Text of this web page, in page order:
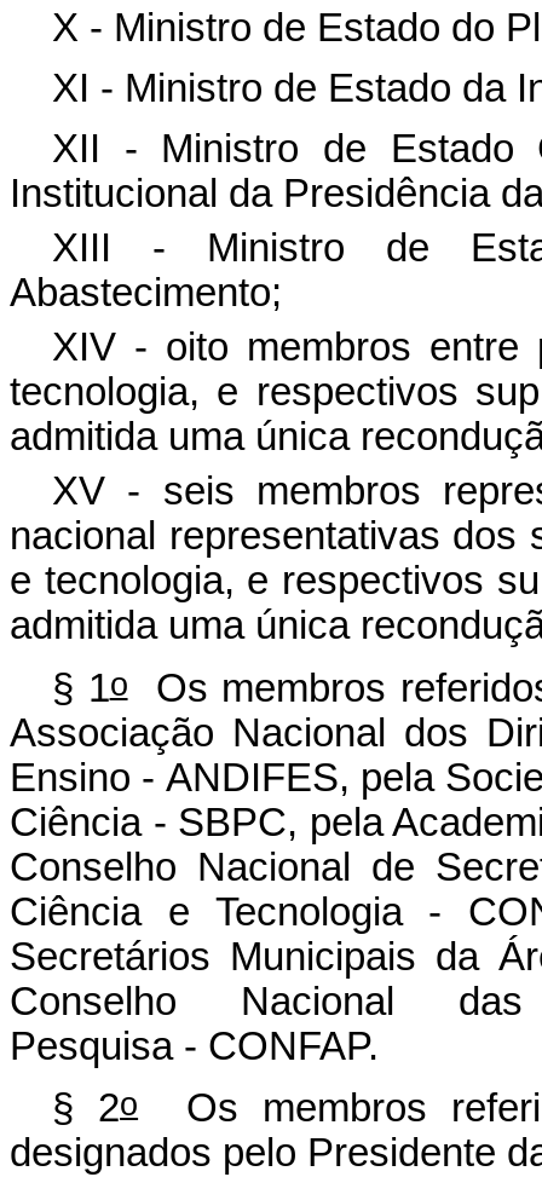
X - Ministro de Estado do
XI - Ministro de Estado da
XII - Ministro de Estado
Institucional da Presidência
XIII - Ministro de
Abastecimento;
XIV - oito membros entre
tecnologia, e respectivos
admitida uma única
XV - seis membros
nacional representativas dos
e tecnologia, e respectivos
admitida uma única
§ 1oOs membros
Associação Nacional dos
Ensino - ANDIFES, pela
Ciência - SBPC, pela
Conselho Nacional de
Ciência e Tecnologia -
Secretários Municipais da
Conselho Nacional
Pesquisa - CONFAP.
§ 2oOs membros
designados pelo Presidente